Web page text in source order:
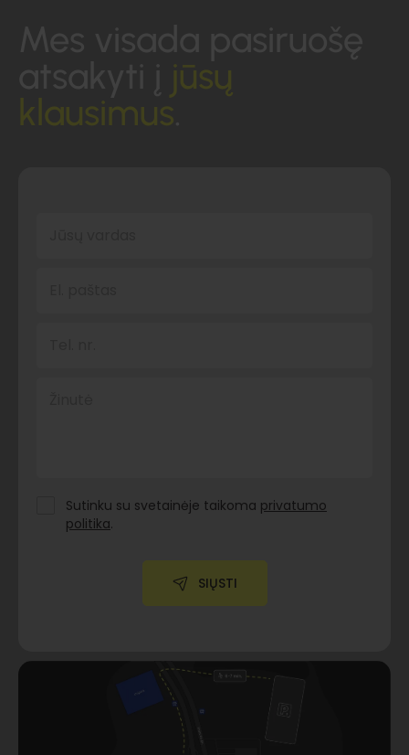
jūsų
klausimus
Sutinku su svetainėje taikoma privatumo
politika.
SIŲSTI